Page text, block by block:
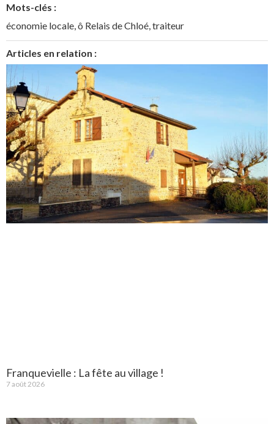
Mots-clés :
économie locale ô Relais de Chloé traiteur
Articles en relation :
Franquevielle : La fête au village !
7 août 2026